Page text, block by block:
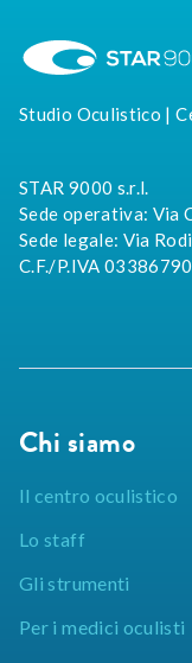
Studio Oculistico |
STAR 9000 s.r.l.
Sede operativa: Via
Sede legale: Via
C.F./P.IVA
Chi siamo
Il centro oculistico
Lo staff
Gli strumenti
Per i medici oculisti